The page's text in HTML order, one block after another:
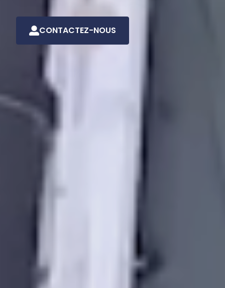
CONTACTEZ-NOUS